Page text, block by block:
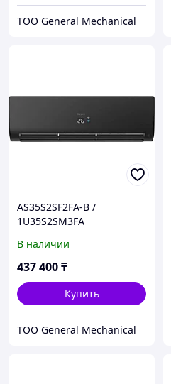
ТОО General Mechanical
AS35S2SF2FA-B /
1U35S2SM3FA
кондиционер серии Flexis
Super Match HAIER
В наличии
437 400₸
Купить
ТОО General Mechanical